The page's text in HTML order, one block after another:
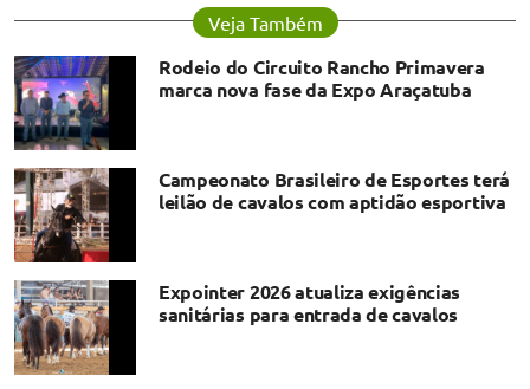
Veja Também
Rodeio do Circuito Rancho Primavera
marca nova fase da Expo Araçatuba
Campeonato Brasileiro de Esportes terá
leilão de cavalos com aptidão esportiva
Expointer 2026 atualiza exigências
sanitárias para entrada de cavalos